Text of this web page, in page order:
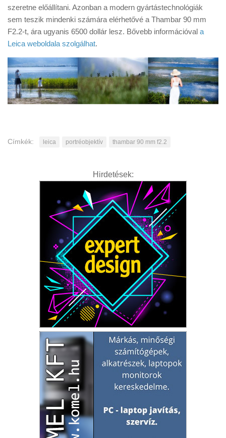
szeretne előállítani. Azonban a modern gyártástechnológiák
sem teszik mindenki számára elérhetővé a Thambar 90 mm
F2.2-t, ára ugyanis 6500 dollár lesz. Bővebb információval a
Leica weboldala szolgálhat.
Címkék: leica portréobjektív thambar 90 mm f2.2
Hirdetések: